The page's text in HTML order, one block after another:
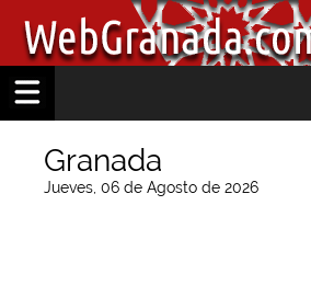
Granada
Jueves, 06 de Agosto de 2026